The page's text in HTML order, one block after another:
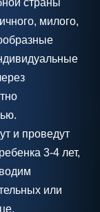
страны
милого,
и проведут
3-4 лет,
или